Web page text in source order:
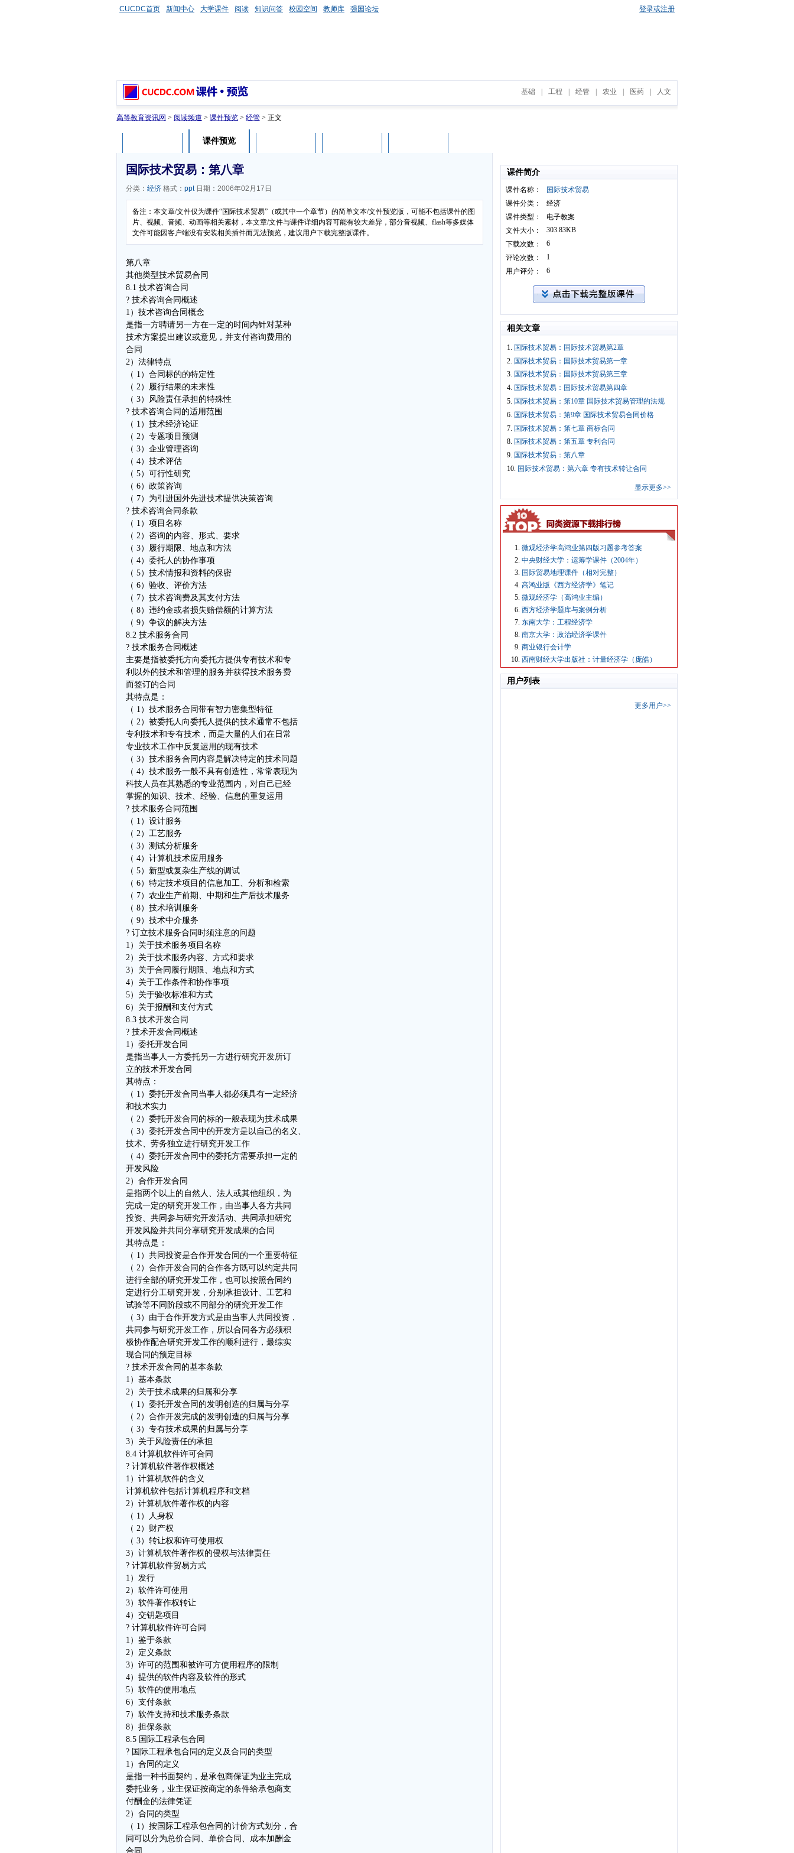
CUCDC首页 新闻中心 大学课件 阅读 知识问答 校园空间 教师库 强国论坛 登录或注册
基础 工程 经管 农业 医药 人文
高等教育资讯网 > 阅读频道 > 课件预览 > 经管 > 正文
课件预览
国际技术贸易：第八章
分类： 经济 格式： ppt日期：2006年02月17日
备注：本文章/文件仅为课件“国际技术贸易”（或其中一个章节）的简单文本/文件预览版，可能不包括课件的图
片、视频、音频、动画等相关素材，本文章/文件与课件详细内容可能有较大差异，部分音视频、flash等多媒体
文件可能因客户端没有安装相关插件而无法预览，建议用户下载完整版课件。
第八章
其他类型技术贸易合同
8.1 技术咨询合同
? 技术咨询合同概述
1）技术咨询合同概念
是指一方聘请另一方在一定的时间内针对某种
技术方案提出建议或意见，并支付咨询费用的
合同
2）法律特点
（ 1）合同标的的特定性
（ 2）履行结果的未来性
（ 3）风险责任承担的特殊性
? 技术咨询合同的适用范围
（ 1）技术经济论证
（ 2）专题项目预测
（ 3）企业管理咨询
（ 4）技术评估
（ 5）可行性研究
（ 6）政策咨询
（ 7）为引进国外先进技术提供决策咨询
? 技术咨询合同条款
（ 1）项目名称
（ 2）咨询的内容、形式、要求
（ 3）履行期限、地点和方法
（ 4）委托人的协作事项
（ 5）技术情报和资料的保密
（ 6）验收、评价方法
（ 7）技术咨询费及其支付方法
（ 8）违约金或者损失赔偿额的计算方法
（ 9）争议的解决方法
8.2 技术服务合同
? 技术服务合同概述
主要是指被委托方向委托方提供专有技术和专
利以外的技术和管理的服务并获得技术服务费
而签订的合同
其特点是：
（ 1）技术服务合同带有智力密集型特征
（ 2）被委托人向委托人提供的技术通常不包括
专利技术和专有技术，而是大量的人们在日常
专业技术工作中反复运用的现有技术
（ 3）技术服务合同内容是解决特定的技术问题
（ 4）技术服务一般不具有创造性，常常表现为
科技人员在其熟悉的专业范围内，对自己已经
掌握的知识、技术、经验、信息的重复运用
? 技术服务合同范围
（ 1）设计服务
（ 2）工艺服务
（ 3）测试分析服务
（ 4）计算机技术应用服务
（ 5）新型或复杂生产线的调试
（ 6）特定技术项目的信息加工、分析和检索
（ 7）农业生产前期、中期和生产后技术服务
（ 8）技术培训服务
（ 9）技术中介服务
? 订立技术服务合同时须注意的问题
1）关于技术服务项目名称
2）关于技术服务内容、方式和要求
3）关于合同履行期限、地点和方式
4）关于工作条件和协作事项
5）关于验收标准和方式
6）关于报酬和支付方式
8.3 技术开发合同
? 技术开发合同概述
1）委托开发合同
是指当事人一方委托另一方进行研究开发所订
立的技术开发合同
其特点：
（ 1）委托开发合同当事人都必须具有一定经济
和技术实力
（ 2）委托开发合同的标的一般表现为技术成果
（ 3）委托开发合同中的开发方是以自己的名义、
技术、劳务独立进行研究开发工作
（ 4）委托开发合同中的委托方需要承担一定的
开发风险
2）合作开发合同
是指两个以上的自然人、法人或其他组织，为
完成一定的研究开发工作，由当事人各方共同
投资、共同参与研究开发活动、共同承担研究
开发风险并共同分享研究开发成果的合同
其特点是：
（ 1）共同投资是合作开发合同的一个重要特征
（ 2）合作开发合同的合作各方既可以约定共同
进行全部的研究开发工作，也可以按照合同约
定进行分工研究开发，分别承担设计、工艺和
试验等不同阶段或不同部分的研究开发工作
（ 3）由于合作开发方式是由当事人共同投资，
共同参与研究开发工作，所以合同各方必须积
极协作配合研究开发工作的顺利进行，最综实
现合同的预定目标
? 技术开发合同的基本条款
1）基本条款
2）关于技术成果的归属和分享
（ 1）委托开发合同的发明创造的归属与分享
（ 2）合作开发完成的发明创造的归属与分享
（ 3）专有技术成果的归属与分享
3）关于风险责任的承担
8.4 计算机软件许可合同
? 计算机软件著作权概述
1）计算机软件的含义
计算机软件包括计算机程序和文档
2）计算机软件著作权的内容
（ 1）人身权
（ 2）财产权
（ 3）转让权和许可使用权
3）计算机软件著作权的侵权与法律责任
? 计算机软件贸易方式
1）发行
2）软件许可使用
3）软件著作权转让
4）交钥匙项目
? 计算机软件许可合同
1）鉴于条款
2）定义条款
3）许可的范围和被许可方使用程序的限制
4）提供的软件内容及软件的形式
5）软件的使用地点
6）支付条款
7）软件支持和技术服务条款
8）担保条款
8.5 国际工程承包合同
? 国际工程承包合同的定义及合同的类型
1）合同的定义
是指一种书面契约，是承包商保证为业主完成
委托业务，业主保证按商定的条件给承包商支
付酬金的法律凭证
2）合同的类型
（ 1）按国际工程承包合同的计价方式划分，合
同可以分为总价合同、单价合同、成本加酬金
合同
课件简介
课件名称：
国际技术贸易
课件分类：
经济
课件类型：
电子教案
文件大小：
303.83KB
下载次数：
6
评论次数：
1
用户评分：
6
相关文章
1. 国际技术贸易：国际技术贸易第2章
2. 国际技术贸易：国际技术贸易第一章
3. 国际技术贸易：国际技术贸易第三章
4. 国际技术贸易：国际技术贸易第四章
5. 国际技术贸易：第10章 国际技术贸易管理的法规
6. 国际技术贸易：第9章 国际技术贸易合同价格
7. 国际技术贸易：第七章 商标合同
8. 国际技术贸易：第五章 专利合同
9. 国际技术贸易：第八章
10. 国际技术贸易：第六章 专有技术转让合同
显示更多>>
微观经济学高鸿业第四版习题参考答案
中央财经大学：运筹学课件（2004年）
国际贸易地理课件（相对完整）
高鸿业版《西方经济学》笔记
微观经济学（高鸿业主编）
西方经济学题库与案例分析
东南大学：工程经济学
南京大学：政治经济学课件
商业银行会计学
西南财经大学出版社：计量经济学（庞皓）
用户列表
更多用户>>